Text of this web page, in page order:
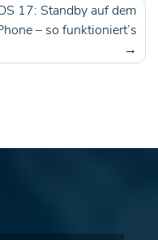
17: Standby auf dem
– so funktioniert’s